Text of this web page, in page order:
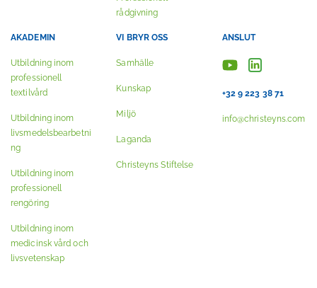
rådgivning
AKADEMIN
Utbildning inom
professionell
textilvård
Utbildning inom
livsmedelsbearbetni
ng
Utbildning inom
professionell
rengöring
Utbildning inom
medicinsk vård och
livsvetenskap
VI BRYR OSS
Samhälle
Kunskap
Miljö
Laganda
Christeyns Stiftelse
ANSLUT
+32 9 223 38 71
info@christeyns.com